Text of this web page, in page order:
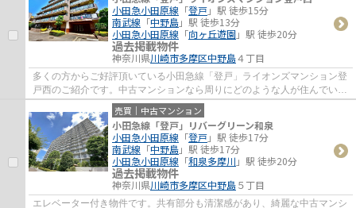
小田急小田原線 「登戸」駅 徒歩15分
南武線 「中野島」駅 徒歩13分
小田急小田原線 「向ヶ丘遊園」駅 徒歩20分
過去掲載物件
神奈川県川崎市多摩区中野島４丁目
多くの方からご好評頂いている小田急線「登戸」ライオンズマンション登
戸西のご紹介です。中古マンションなら周りにどのような人が住んでいる
かも知ることができます。あると何かと便...
売買｜中古マンション
小田急線「登戸」リバーグリーン和泉
小田急小田原線 「登戸」駅 徒歩17分
南武線 「中野島」駅 徒歩17分
小田急小田原線 「和泉多摩川 」駅 徒歩20分
過去掲載物件
神奈川県川崎市多摩区中野島５丁目
エレベーター付き物件です。共有部分も清潔感があり、綺麗な中古マンシ